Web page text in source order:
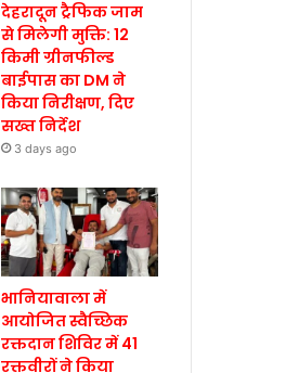
देहरादून ट्रैफिक जाम
से मिलेगी मुक्ति: 12
किमी ग्रीनफील्ड
बाईपास का DM ने
किया निरीक्षण, दिए
सख्त निर्देश
3 days ago
भानियावाला में
आयोजित स्वैच्छिक
रक्तदान शिविर में 41
रक्तवीरों ने किया